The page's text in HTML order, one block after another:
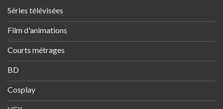
Séries télévisées
Film d'animations
Courts métrages
BD
Cosplay